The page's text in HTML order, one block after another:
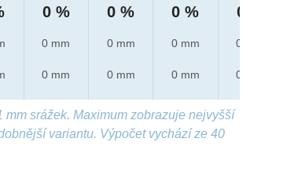
0 %
0 mm
0 mm
0 %
0 mm
0 mm
0 %
0 mm
0 mm
0 %
0 mm
0 mm
srážek. Maximum zobrazuje nejvyšší
variantu. Výpočet vychází ze 40